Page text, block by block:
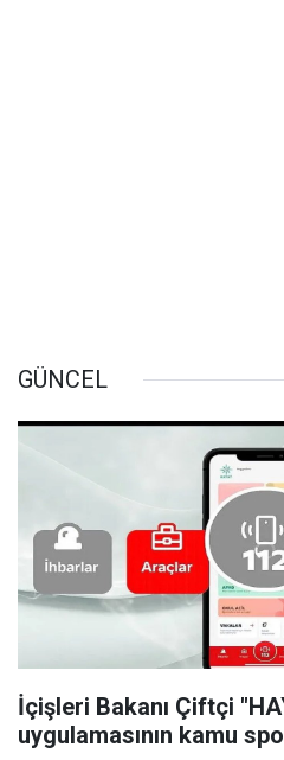
GÜNCEL
İçişleri Bakanı Çiftçi
uygulamasının kamu